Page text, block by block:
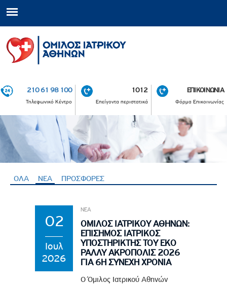
210 61 98 100
Τηλεφωνικό Κέντρο
1012
Επείγοντα περιστατικά
ΕΠΙΚΟΙΝΩΝΙΑ
Φόρμα Επικοινωνίας
ΟΛΑ ΝΕΑ (ενεργή καρτέλα)
ΠΡΟΣΦΟΡΕΣ
02
Ιουλ
2026
ΝΕΑ
ΟΜΙΛΟΣ ΙΑΤΡΙΚΟΥ ΑΘΗΝΩΝ:
ΕΠΙΣΗΜΟΣ ΙΑΤΡΙΚΟΣ
ΥΠΟΣΤΗΡΙΚΤΗΣ ΤΟΥ EKO
ΡΑΛΛΥ ΑΚΡΟΠΟΛΙΣ 2026
ΓΙΑ 6Η ΣΥΝΕΧΗ ΧΡΟΝΙΑ
Ο Όμιλος Ιατρικού Αθηνών